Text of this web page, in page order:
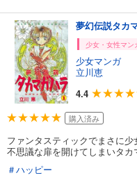
夢幻伝説タカ
少女・女性マン
少女マンガ
立川恵
4.4
購入済み
ファンタスティックでまさに
不思議な扉を開けてしまいタカ
＃ハッピー